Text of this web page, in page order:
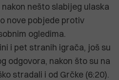
nešto slabijeg ulaska
nove pobjede protiv
ogledima.
i pet stranih igrača, još su
odgovora, nakon što su na
stradali i od Grčke (6:20).